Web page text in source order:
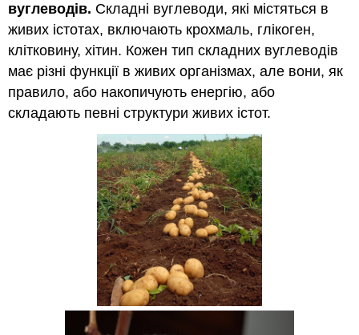
вуглеводів. Складні вуглеводи, які містяться в
живих істотах, включають крохмаль, глікоген,
клітковину, хітин. Кожен тип складних вуглеводів
має різні функції в живих організмах, але вони, як
правило, або накопичують енергію, або
складають певні структури живих істот.